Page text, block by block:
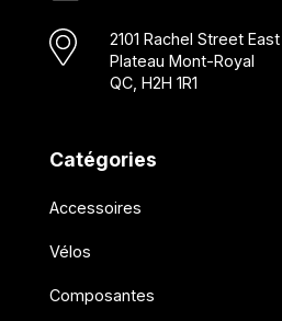
2101 Rachel Street East
Plateau Mont-Royal
QC, H2H 1R1
Catégories
Accessoires
Vélos
Composantes